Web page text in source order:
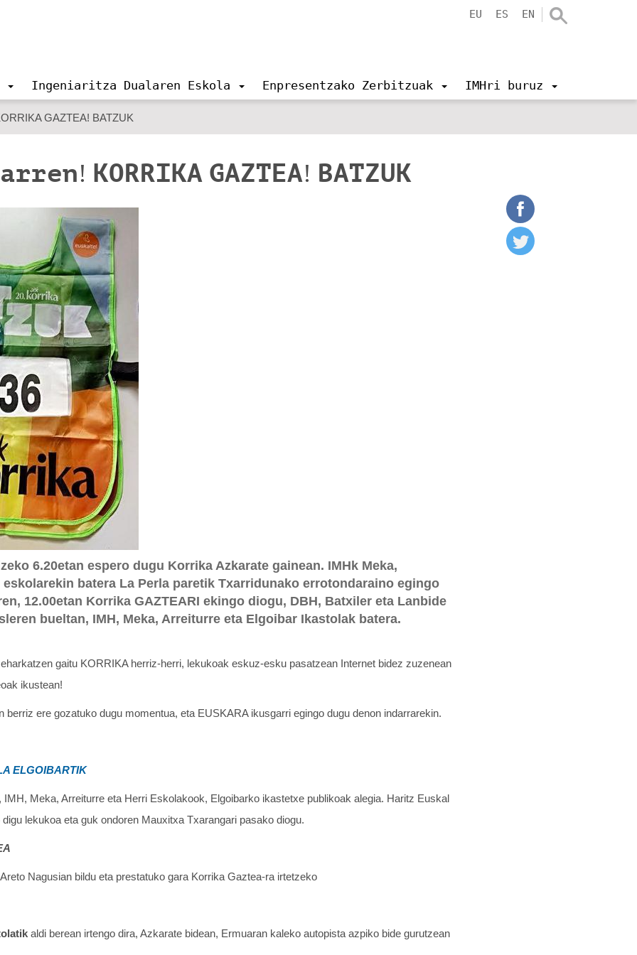
EU ES EN
Ingeniaritza Dualaren Eskola Enpresentzako Zerbitzuak IMHri buruz
GAZTEA! BATZUK
KORRIKA GAZTEA! BATZUK
6.20etan espero dugu Korrika Azkarate gainean. IMHk Meka,
batera La Perla paretik Txarridunako errotondaraino egingo
12.00etan Korrika GAZTEARI ekingo diogu, DBH, Batxiler eta Lanbide
bueltan, IMH, Meka, Arreiturre eta Elgoibar Ikastolak batera.
gaitu KORRIKA herriz-herri, lekukoak eskuz-esku pasatzean Internet bidez zuzenean
ikustean!
berriz ere gozatuko dugu momentua, eta EUSKARA ikusgarri egingo dugu denon indarrarekin.
ELGOIBARTIK
IMH, Meka, Arreiturre eta Herri Eskolakook, Elgoibarko ikastetxe publikoak alegia. Haritz Euskal
lekukoa eta guk ondoren Mauxitxa Txarangari pasako diogu.
Nagusian bildu eta prestatuko gara Korrika Gaztea-ra irtetzeko
aldi berean irtengo dira, Azkarate bidean, Ermuaran kaleko autopista azpiko bide gurutzean